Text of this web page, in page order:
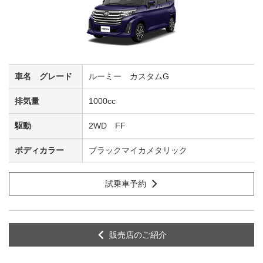
ルーミー カスタムG
1000cc
2WD FF
ブラックマイカメタリック
試乗車予約
販売店のご紹介